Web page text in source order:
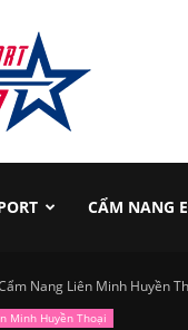
CẨM NANG
Nang Liên Minh Huyền
Minh Huyền Thoại